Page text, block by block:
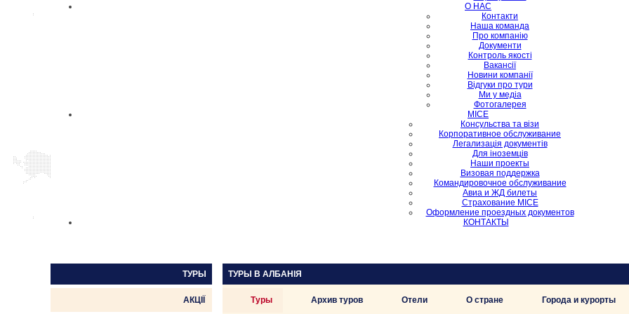
О НАС
Контакти
Наша команда
Про компанію
Документи
Контроль якості
Вакансії
Новини компанії
Відгуки про тури
Ми у медіа
Фотогалерея
MICE
Консульства та візи
Корпоративное обслуживание
Легализація документів
Для іноземців
Наши проекты
Визовая поддержка
Командировочное обслуживание
Авиа и ЖД билеты
Страхование MICE
Оформление проездных документов
КОНТАКТЫ
ТУРЫ
АКЦІЇ
ТУРЫ В АЛБАНІЯ
Туры Архив туров Отели О стране Города и курорты